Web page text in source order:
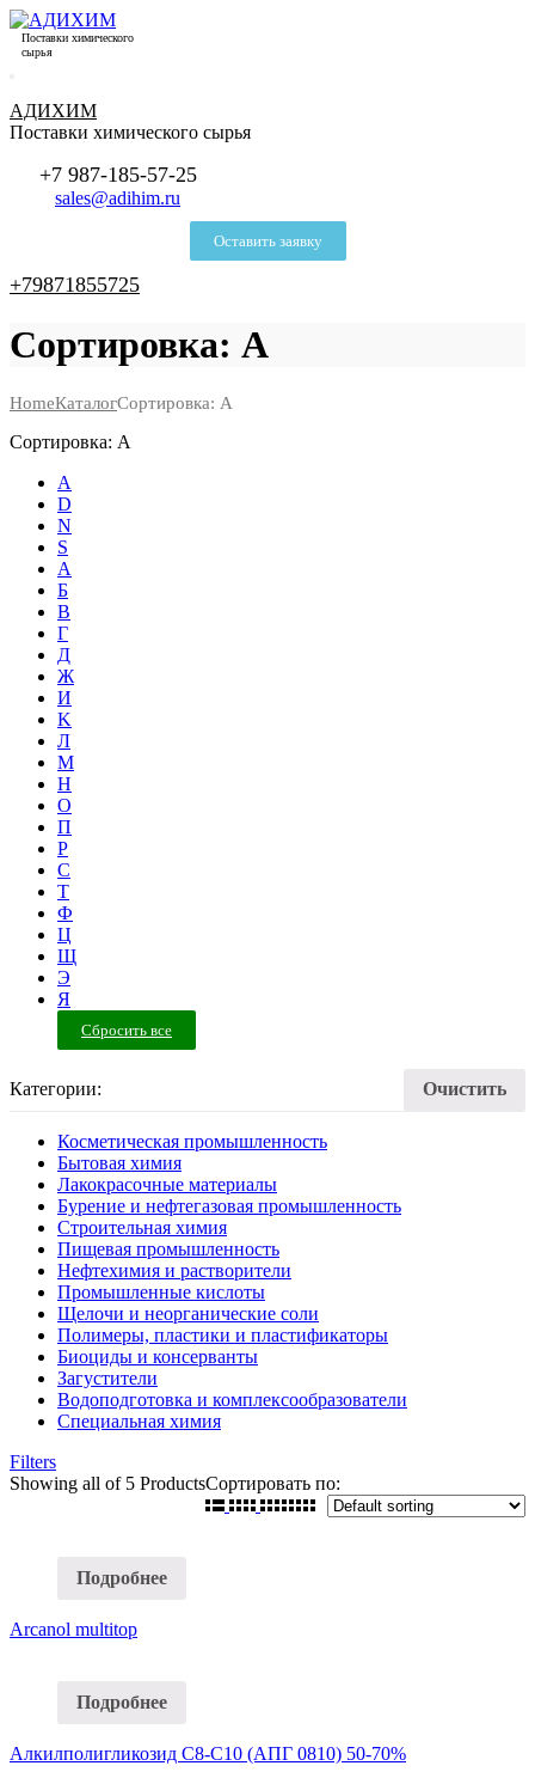
Поставки химического
сырья
АДИХИМ
Поставки химического сырья
+7 987-185-57-25
sales@adihim.ru
Оставить заявку
+79871855725
Сортировка: A
HomeКаталогСортировка: A
Сортировка: A
А
D
N
S
А
Б
В
Г
Д
Ж
И
K
Л
М
Н
О
П
Р
С
Т
Ф
Ц
Щ
Э
Я
Сбросить все
Категории: Очистить
Косметическая промышленность
Бытовая химия
Лакокрасочные материалы
Бурение и нефтегазовая промышленность
Строительная химия
Пищевая промышленность
Нефтехимия и растворители
Промышленные кислоты
Щелочи и неорганические соли
Полимеры, пластики и пластификаторы
Биоциды и консерванты
Загустители
Водоподготовка и комплексообразователи
Специальная химия
Filters
Showing all of 5 ProductsСортировать по:
Подробнее
Arcanol multitop
Подробнее
Алкилполигликозид C8-C10 (АПГ 0810) 50-70%